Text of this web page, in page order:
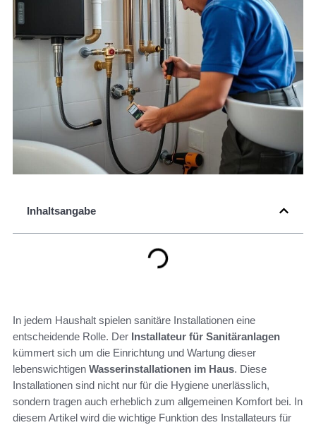
Inhaltsangabe
In jedem Haushalt spielen sanitäre Installationen eine
entscheidende Rolle. Der Installateur für Sanitäranlagen
kümmert sich um die Einrichtung und Wartung dieser
lebenswichtigen Wasserinstallationen im Haus. Diese
Installationen sind nicht nur für die Hygiene unerlässlich,
sondern tragen auch erheblich zum allgemeinen Komfort bei. In
diesem Artikel wird die wichtige Funktion des Installateurs für